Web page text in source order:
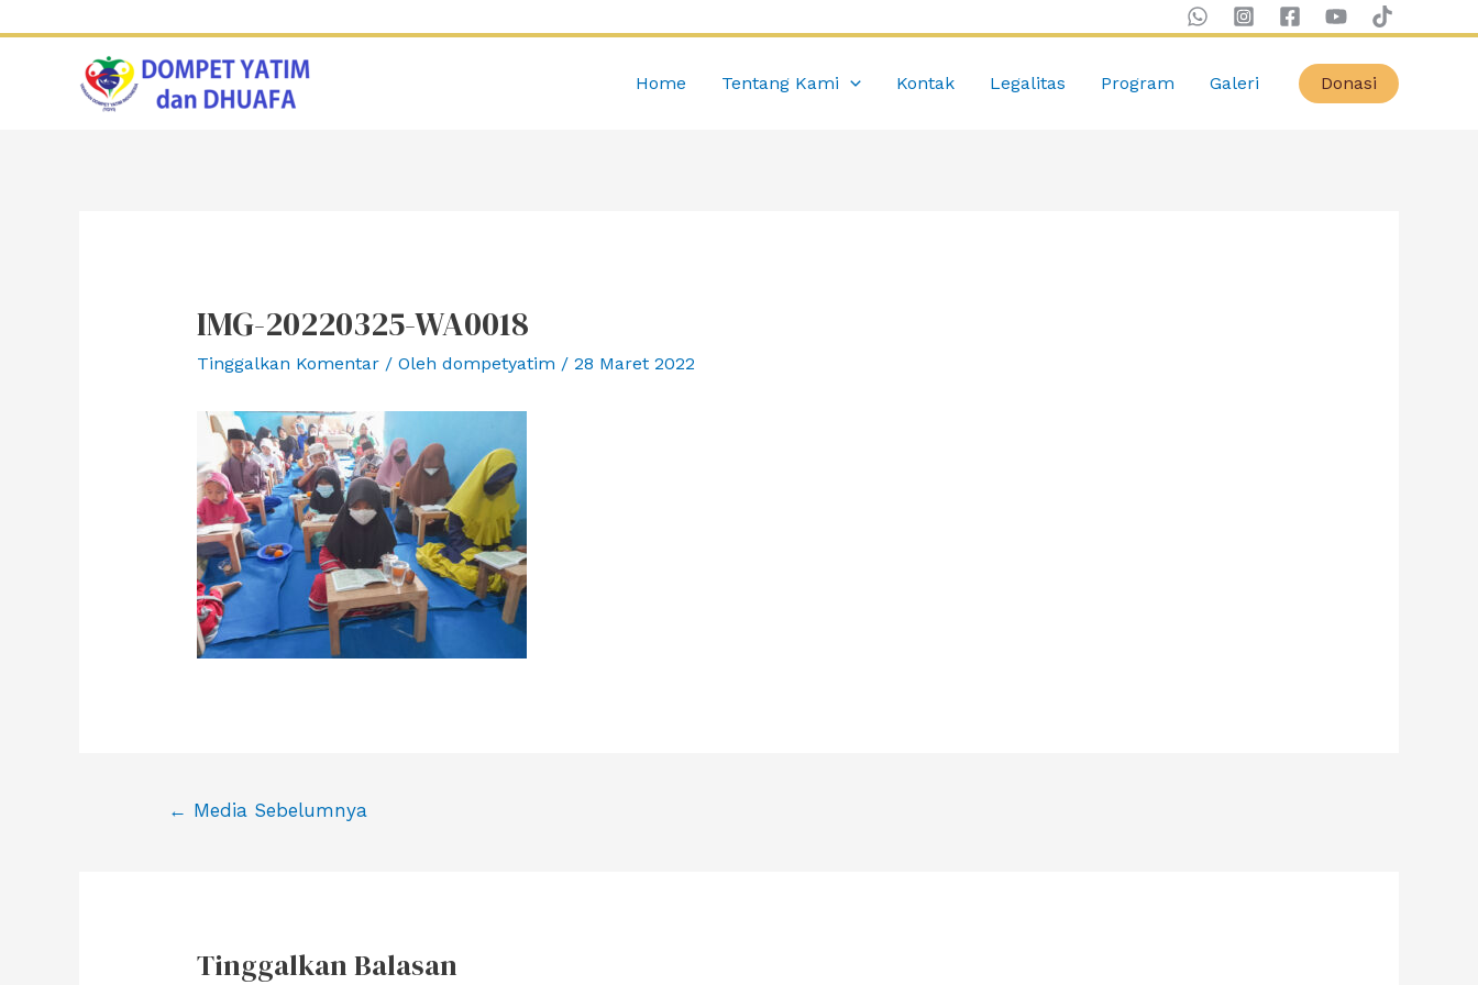
ke
Home Tentang Kami Kontak Legalitas Program Galeri Donasi
IMG-20220325-WA0018
Tinggalkan Komentar / Oleh dompetyatim / 28 Maret 2022
Navigasi
← Media Sebelumnya
Tinggalkan Balasan